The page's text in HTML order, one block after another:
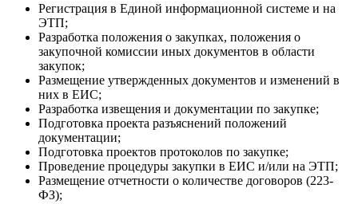
Регистрация в Единой информационной системе и на
ЭТП;
Разработка положения о закупках, положения о
закупочной комиссии иных документов в области
закупок;
Размещение утвержденных документов и изменений в
них в ЕИС;
Разработка извещения и документации по закупке;
Подготовка проекта разъяснений положений
документации;
Подготовка проектов протоколов по закупке;
Проведение процедуры закупки в ЕИС и/или на ЭТП;
Размещение отчетности о количестве договоров (223-
ФЗ);